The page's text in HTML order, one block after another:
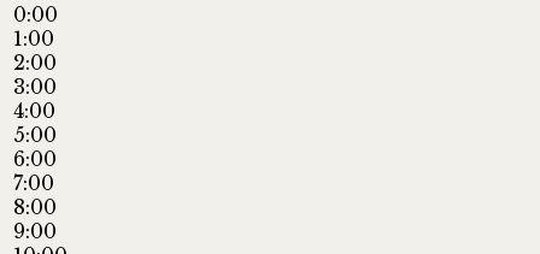
0:00
1:00
2:00
3:00
4:00
5:00
6:00
7:00
8:00
9:00